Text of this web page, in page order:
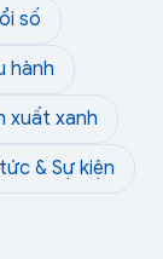
số
hành
xuất xanh
& Sự kiện